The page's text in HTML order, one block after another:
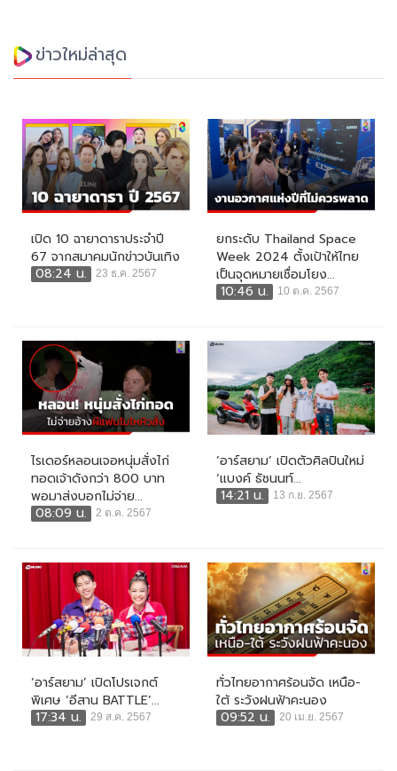
ข่าวใหม่ล่าสุด
เปิด 10 ฉายาดาราประจำปี
67 จากสมาคมนักข่าวบันเทิง
08:24 น.
23 ธ.ค. 2567
ยกระดับ Thailand Space
Week 2024 ตั้งเป้าให้ไทย
เป็นจุดหมายเชื่อมโยง...
10:46 น.
10 ต.ค. 2567
ไรเดอร์หลอนเจอหนุ่มสั่งไก่
ทอดเจ้าดังกว่า 800 บาท
พอมาส่งบอกไม่จ่าย...
08:09 น.
2 ต.ค. 2567
‘อาร์สยาม’ เปิดตัวศิลปินใหม่
‘แบงค์ ธัชนนท์...
14:21 น.
13 ก.ย. 2567
‘อาร์สยาม’ เปิดโปรเจกต์
พิเศษ ‘อีสาน BATTLE’...
17:34 น.
29 ส.ค. 2567
ทั่วไทยอากาศร้อนจัด เหนือ-
ใต้ ระวังฝนฟ้าคะนอง
09:52 น.
20 เม.ย. 2567